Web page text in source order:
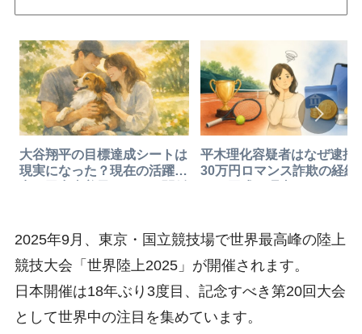
大谷翔平の目標達成シートは
現実になった？現在の活躍と
平木理化容疑者はなぜ逮捕
30万円ロマンス詐欺の経緯
2025年9月、東京・国立競技場で世界最高峰の陸上
競技大会「世界陸上2025」が開催されます。
日本開催は18年ぶり3度目、記念すべき第20回大会
として世界中の注目を集めています。